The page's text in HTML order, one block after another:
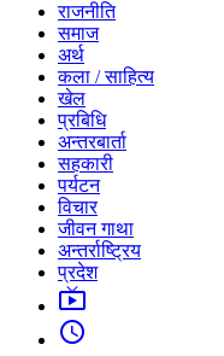
राजनीति
समाज
अर्थ
कला / साहित्य
खेल
प्रबिधि
अन्तरबार्ता
सहकारी
पर्यटन
विचार
जीवन गाथा
अन्तर्राष्ट्रिय
प्रदेश
live_tv
access_time